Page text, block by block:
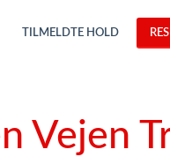
TILMELDTE HOLD
Vejen